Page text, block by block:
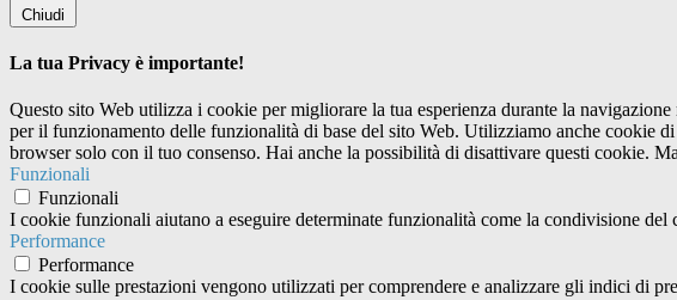
Chiudi
La tua Privacy è importante!
Questo sito Web utilizza i cookie per migliorare la tua esperienza durante la
per il funzionamento delle funzionalità di base del sito Web. Utilizziamo anche cookie
browser solo con il tuo consenso. Hai anche la possibilità di disattivare questi cookie.
Funzionali
Funzionali
I cookie funzionali aiutano a eseguire determinate funzionalità come la condivisione
Performance
Performance
I cookie sulle prestazioni vengono utilizzati per comprendere e analizzare gli indici di